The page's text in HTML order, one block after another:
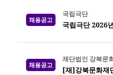
채용공고
국립극단
국립극단 2026
채용공고
재단법인 강북문
[재]강북문화재